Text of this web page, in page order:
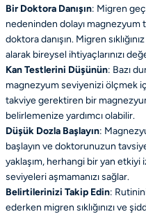
Bir Doktora Danışın: Migren
nedeninden dolayı magnezyum
doktora danışın. Migren
alarak bireysel ihtiyaçlarınızı
Kan Testlerini Düşünün: Bazı
magnezyum seviyenizi ölçmek
takviye gerektiren bir
belirlemenize yardımcı olabilir.
Düşük Dozla Başlayın:
başlayın ve doktorunuzun
yaklaşım, herhangi bir yan
seviyeleri aşmamanızı sağlar.
Belirtilerinizi Takip Edin:
ederken migren sıklığınızı ve